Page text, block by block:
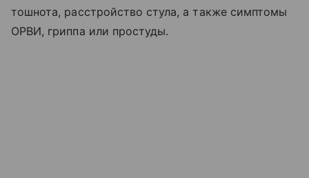
тошнота, расстройство стула, а также симптомы
ОРВИ, гриппа или простуды.